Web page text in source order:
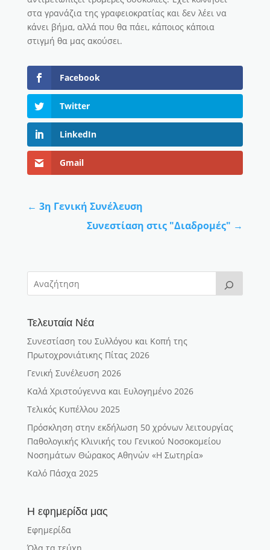
στα γρανάζια της γραφειοκρατίας και δεν λέει να
κάνει βήμα, αλλά που θα πάει, κάποιος κάποια
στιγμή θα μας ακούσει.
Facebook
Twitter
LinkedIn
Gmail
← 3η Γενική Συνέλευση
Συνεστίαση στις "Διαδρομές" →
Τελευταία Νέα
Συνεστίαση του Συλλόγου και Κοπή της
Πρωτοχρονιάτικης Πίτας 2026
Γενική Συνέλευση 2026
Καλά Χριστούγεννα και Ευλογημένο 2026
Τελικός Κυπέλλου 2025
Πρόσκληση στην εκδήλωση 50 χρόνων λειτουργίας
Παθολογικής Κλινικής του Γενικού Νοσοκομείου
Νοσημάτων Θώρακος Αθηνών «Η Σωτηρία»
Καλό Πάσχα 2025
Η εφημερίδα μας
Εφημερίδα